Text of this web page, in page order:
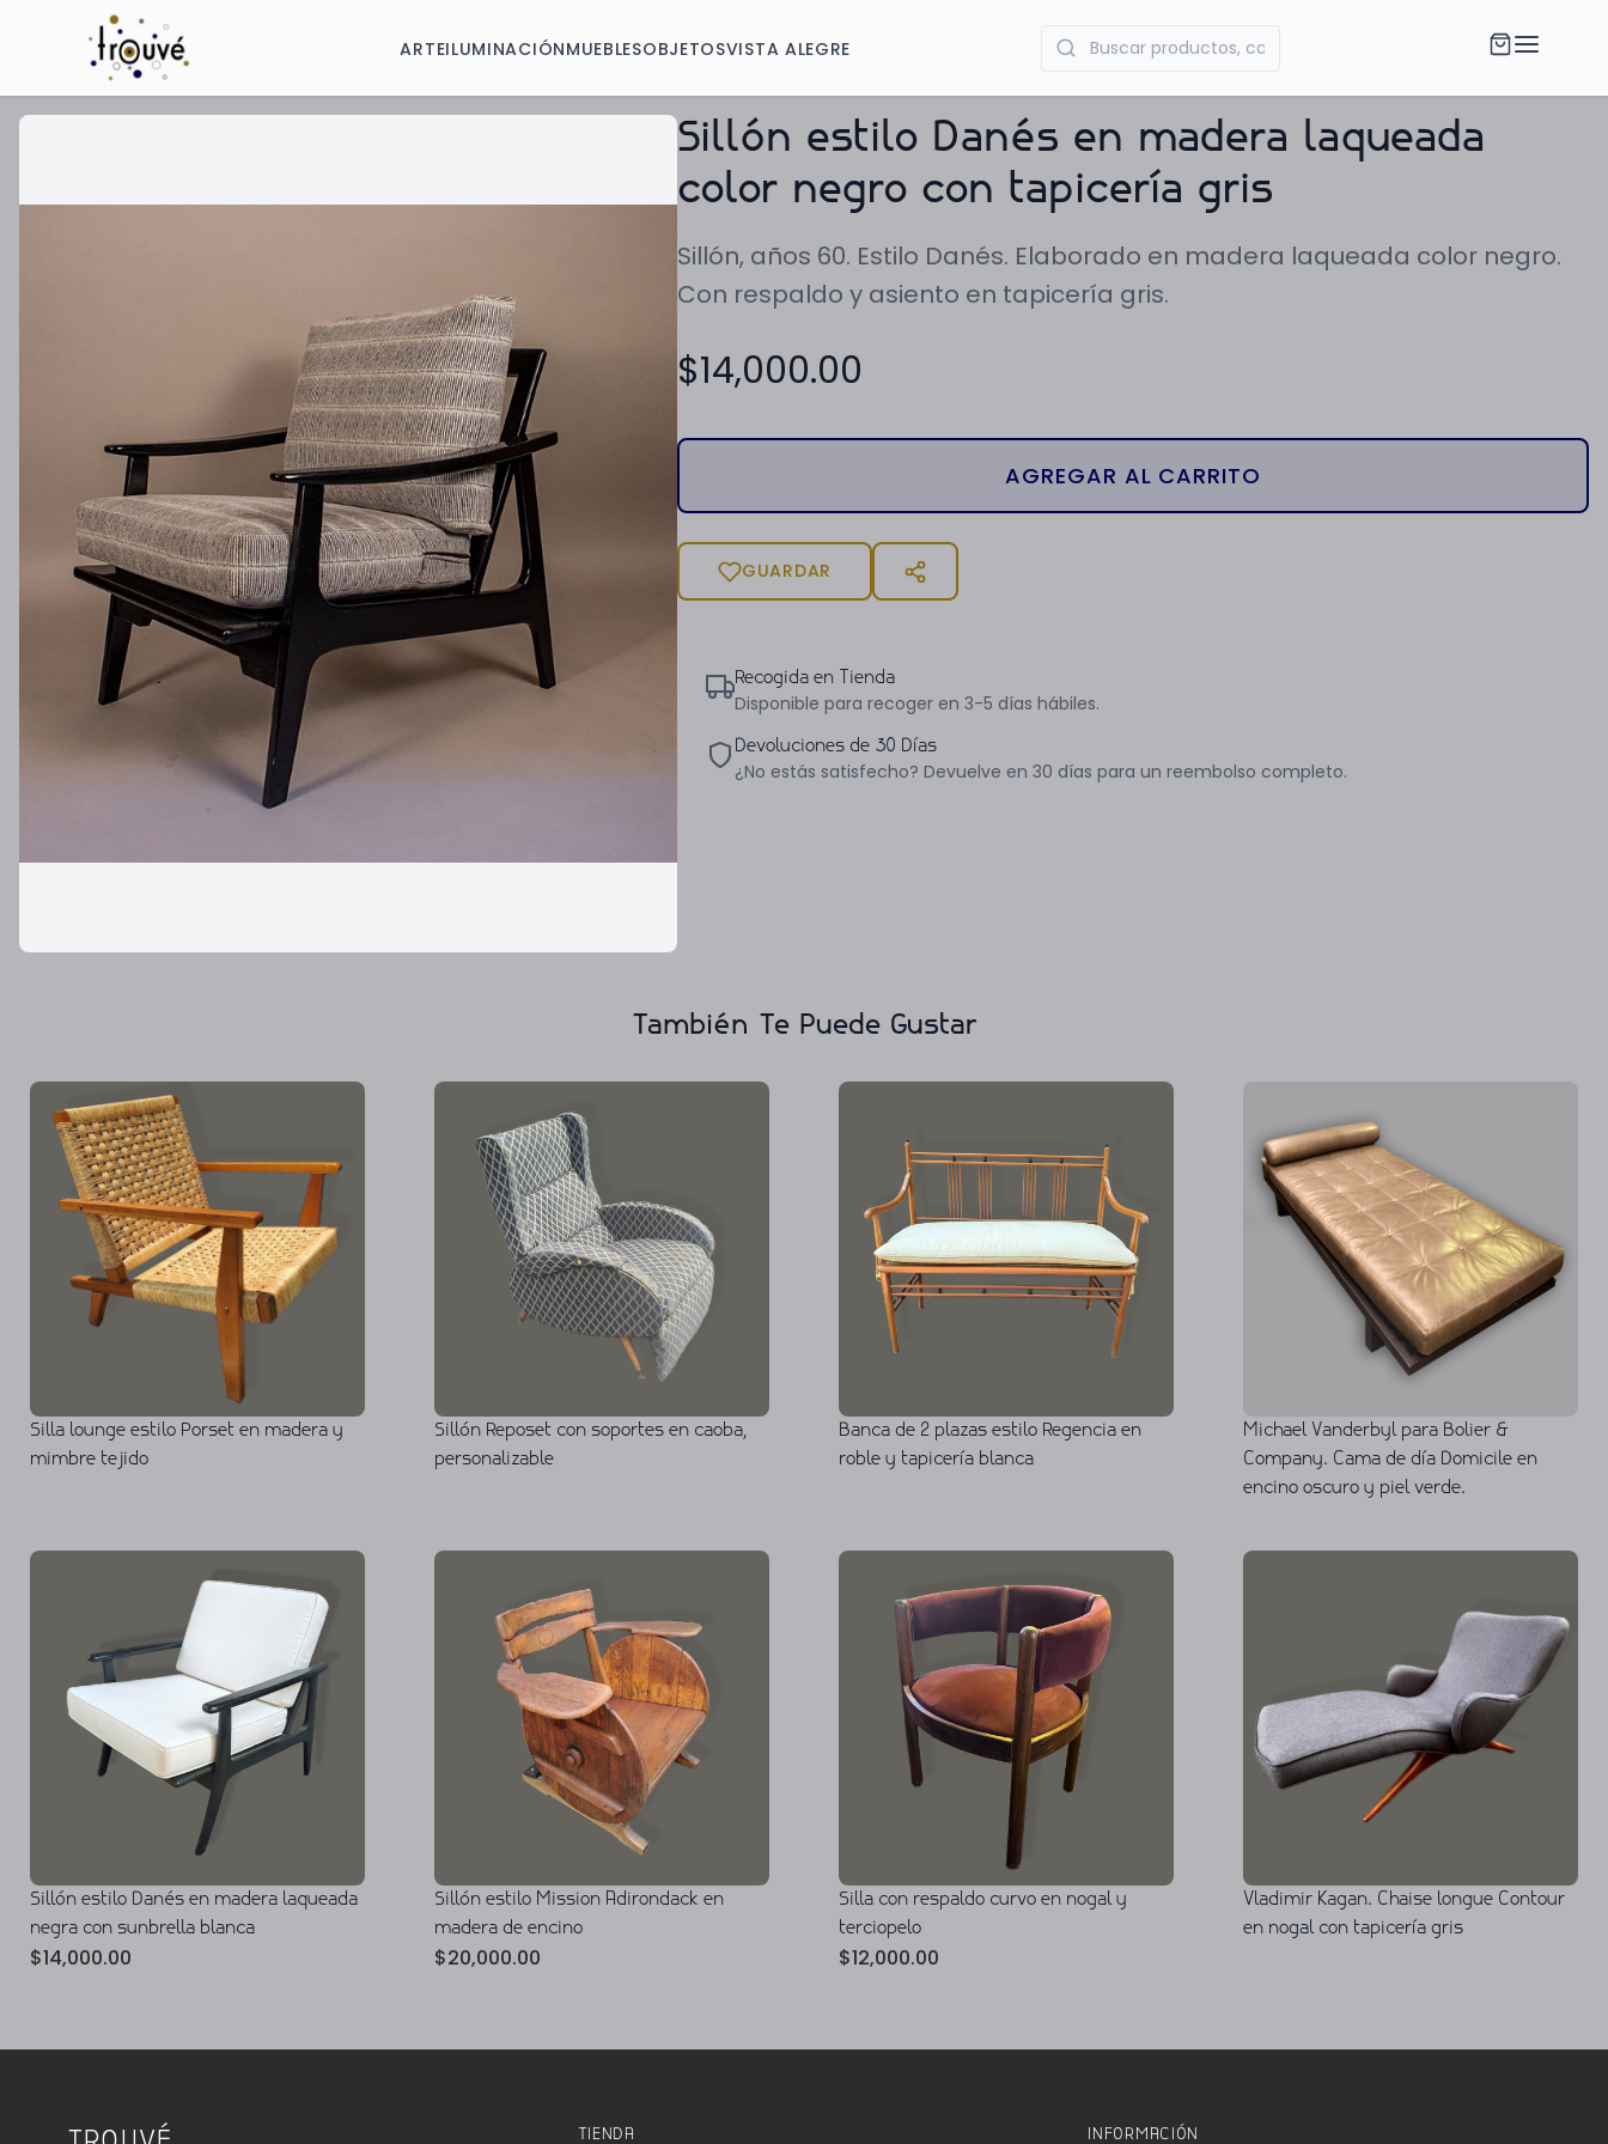
ARTEILUMINACIÓNMUEBLESOBJETOSVISTA ALEGRE
Sillón estilo Danés en madera laqueada
color negro con tapicería gris
Sillón, años 60. Estilo Danés. Elaborado en madera laqueada color negro.
Con respaldo y asiento en tapicería gris.
$14,000.00
AGREGAR AL CARRITO
GUARDAR
Recogida en Tienda
Disponible para recoger en 3-5 días hábiles.
Devoluciones de 30 Días
¿No estás satisfecho? Devuelve en 30 días para un reembolso completo.
También Te Puede Gustar
Silla lounge estilo Porset en madera y
mimbre tejido
Sillón Reposet con soportes en caoba,
personalizable
Banca de 2 plazas estilo Regencia en
roble y tapicería blanca
Michael Vanderbyl para Bolier &
Company. Cama de día Domicile en
encino oscuro y piel verde.
Sillón estilo Danés en madera laqueada
negra con sunbrella blanca
$14,000.00
Sillón estilo Mission Adirondack en
madera de encino
$20,000.00
Silla con respaldo curvo en nogal y
terciopelo
$12,000.00
Vladimir Kagan. Chaise longue Contour
en nogal con tapicería gris
TIENDA INFORMACIÓN